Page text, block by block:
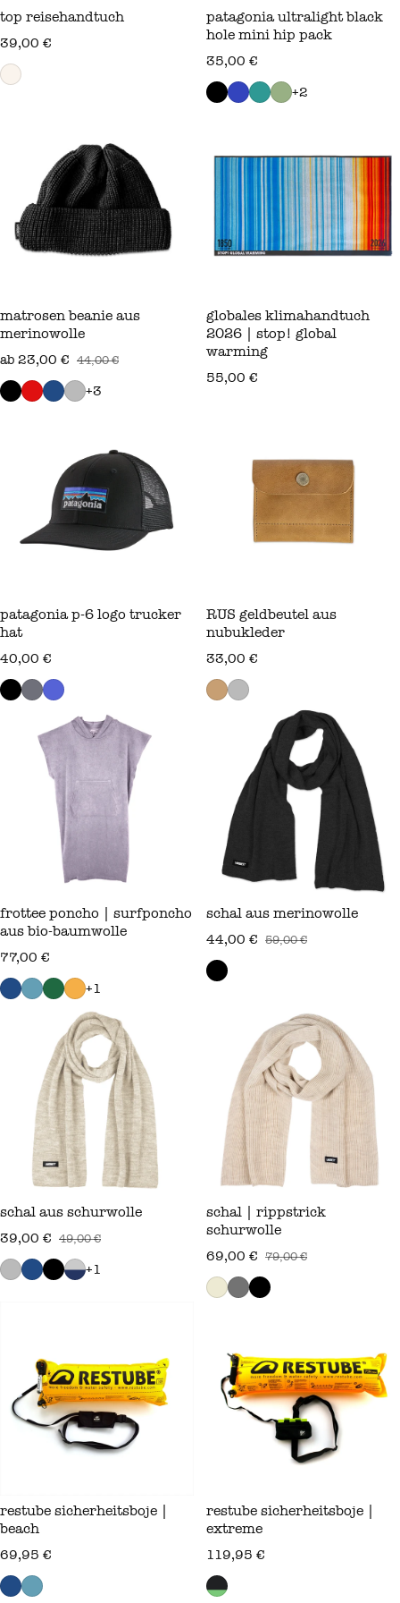
top reisehandtuch
regulärer preis
39,00 €
patagonia ultralight black
hole mini hip pack
regulärer preis
35,00 €
+2
matrosen beanie aus
merinowolle
verkaufspreis
ab 23,00 €
regulärer preis44,00 €
+3
globales klimahandtuch
2026 | stop! global
warming
regulärer preis
55,00 €
patagonia p-6 logo trucker
hat
regulärer preis
40,00 €
RUS geldbeutel aus
nubukleder
regulärer preis
33,00 €
frottee poncho | surfponcho
aus bio‑baumwolle
regulärer preis
77,00 €
+1
schal aus merinowolle
verkaufspreis
44,00 €
regulärer preis
59,00 €
schal aus schurwolle
verkaufspreis
39,00 €
regulärer preis
49,00 €
+1
schal | rippstrick
schurwolle
verkaufspreis
69,00 €
regulärer preis
79,00 €
restube sicherheitsboje |
beach
regulärer preis
69,95 €
restube sicherheitsboje |
extreme
regulärer preis
119,95 €